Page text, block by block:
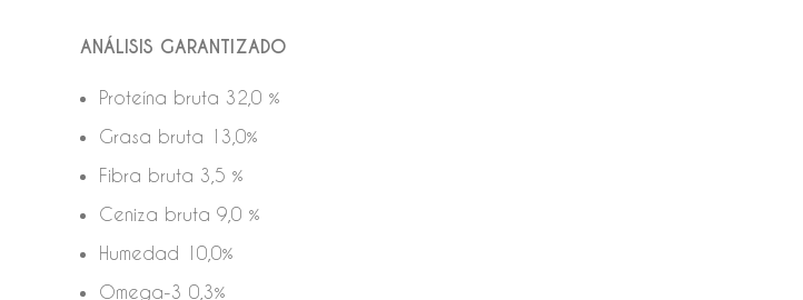
ANÁLISIS GARANTIZADO
Proteína bruta 32,0 %
Grasa bruta 13,0%
Fibra bruta 3,5 %
Ceniza bruta 9,0 %
Humedad 10,0%
Omega-3 0,3%